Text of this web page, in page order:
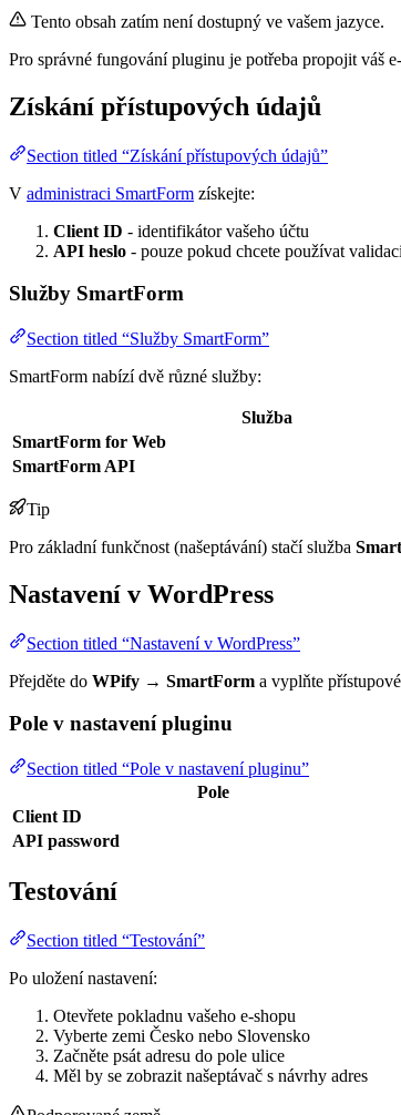
Tento obsah zatím není dostupný ve vašem jazyce.
Pro správné fungování pluginu je potřeba propojit váš
Získání přístupových údajů
Section titled “Získání přístupových údajů”
V administraci SmartForm získejte:
Client ID - identifikátor vašeho účtu
API heslo - pouze pokud chcete používat
Služby SmartForm
Section titled “Služby SmartForm”
SmartForm nabízí dvě různé služby:
Služba
SmartForm for Web
SmartForm API
Tip
Pro základní funkčnost (našeptávání) stačí služba
Nastavení v WordPress
Section titled “Nastavení v WordPress”
Přejděte do WPify → SmartForm a vyplňte
Pole v nastavení pluginu
Section titled “Pole v nastavení pluginu”
Pole
Client ID
API password
Testování
Section titled “Testování”
Po uložení nastavení:
Otevřete pokladnu vašeho e-shopu
Vyberte zemi Česko nebo Slovensko
Začněte psát adresu do pole ulice
Měl by se zobrazit našeptávač s návrhy adres